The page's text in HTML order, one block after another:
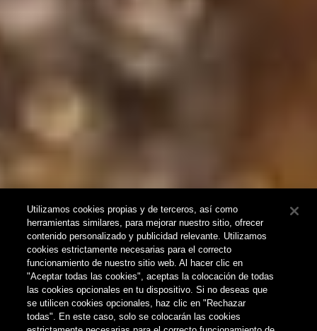
Utilizamos cookies propias y de terceros, así como
herramientas similares, para mejorar nuestro sitio, ofrecer
contenido personalizado y publicidad relevante. Utilizamos
cookies estrictamente necesarias para el correcto
funcionamiento de nuestro sitio web. Al hacer clic en
"Aceptar todas las cookies", aceptas la colocación de todas
las cookies opcionales en tu dispositivo. Si no deseas que
se utilicen cookies opcionales, haz clic en "Rechazar
todas". En este caso, solo se colocarán las cookies